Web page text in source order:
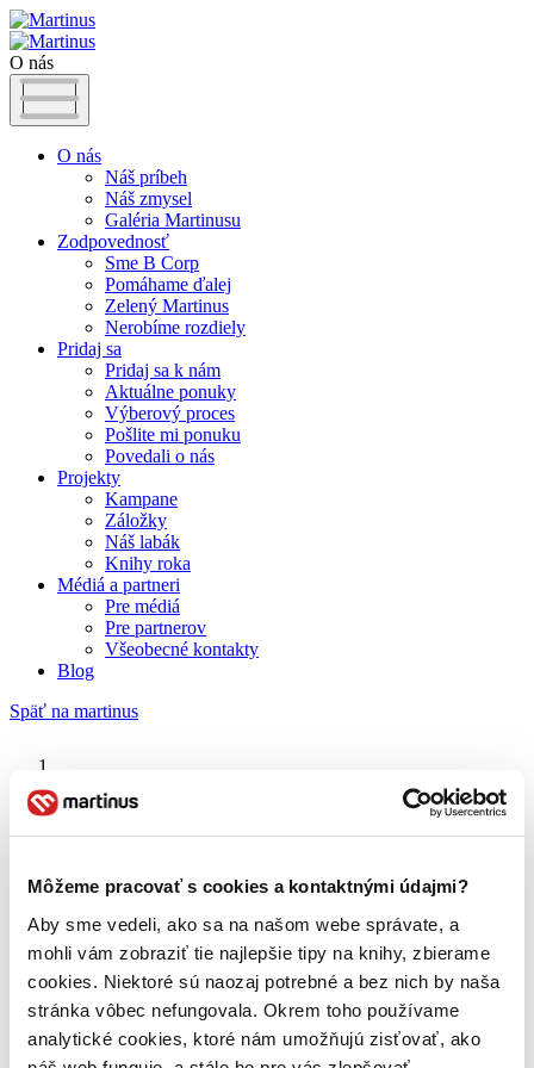
Môžeme pracovať s cookies a kontaktnými údajmi?
Aby sme vedeli, ako sa na našom webe správate, a
mohli vám zobraziť tie najlepšie tipy na knihy, zbierame
cookies. Niektoré sú naozaj potrebné a bez nich by naša
stránka vôbec nefungovala. Okrem toho používame
analytické cookies, ktoré nám umožňujú zisťovať, ako
O nás
O nás
Náš príbeh
Náš zmysel
Galéria Martinusu
Zodpovednosť
Sme B Corp
Pomáhame ďalej
Zelený Martinus
Nerobíme rozdiely
Pridaj sa
Pridaj sa k nám
Aktuálne ponuky
Výberový proces
Pošlite mi ponuku
Povedali o nás
Projekty
Kampane
Záložky
Náš labák
Knihy roka
Médiá a partneri
Pre médiá
Pre partnerov
Všeobecné kontakty
Blog
Späť na martinus
Strážca divočiny
O nás
Náš príbeh
Galéria Martinusu
Zodpovednosť
Sme B Corp